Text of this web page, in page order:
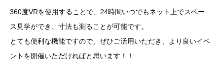
360度VRを使用することで、24時間いつでもネット上でスペー
ス見学ができ、寸法も測ることが可能です。
とても便利な機能ですので、ぜひご活用いただき、より良いイベ
ントを開催いただければと思います！！